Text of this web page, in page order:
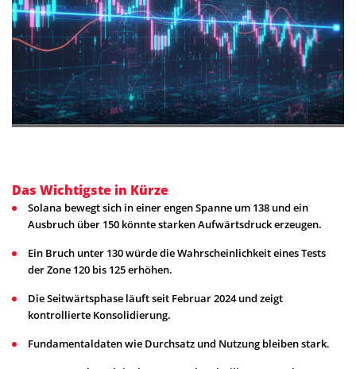
Das Wichtigste in Kürze
Solana bewegt sich in einer engen Spanne um 138 und ein
Ausbruch über 150 könnte starken Aufwärtsdruck erzeugen.
Ein Bruch unter 130 würde die Wahrscheinlichkeit eines Tests
der Zone 120 bis 125 erhöhen.
Die Seitwärtsphase läuft seit Februar 2024 und zeigt
kontrollierte Konsolidierung.
Fundamentaldaten wie Durchsatz und Nutzung bleiben stark.